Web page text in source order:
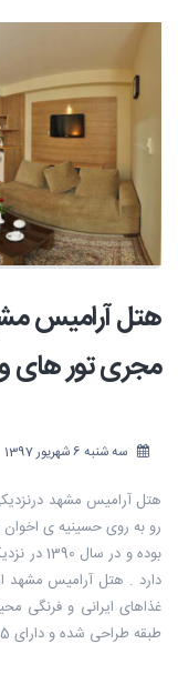
هتل آرامیس
مجری تور های
سه شنبه 6 شهریور 1397
هتل آرامیس مشهد
رو به روی حسینیه ی
بوده و
دارد . هتل آرامیس مشهد
طبقه طراحی شده و دارای 65باب اتاق جهت پذیرایی از مهمانان گرامیست